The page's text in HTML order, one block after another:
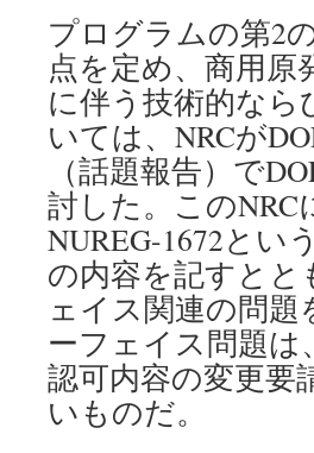
プログラムの第2
点を定め、商用
に伴う技術的な
いては、NRCが
（話題報告）で
討した。このNRC
NUREG-1672とい
の内容を記すと
ェイス関連の問
ーフェイス問題
認可内容の変更要
いものだ。